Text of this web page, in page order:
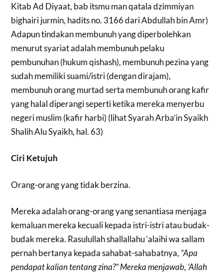
Kitab Ad Diyaat, bab itsmu man qatala dzimmiyan
bighairi jurmin, hadits no. 3166 dari Abdullah bin Amr)
Adapun tindakan membunuh yang diperbolehkan
menurut syariat adalah membunuh pelaku
pembunuhan (hukum qishash), membunuh pezina yang
sudah memiliki suami/istri (dengan dirajam),
membunuh orang murtad serta membunuh orang kafir
yang halal diperangi seperti ketika mereka menyerbu
negeri muslim (kafir harbi) (lihat Syarah Arba’in Syaikh
Shalih Alu Syaikh, hal. 63)
Ciri Ketujuh
Orang-orang yang tidak berzina.
Mereka adalah orang-orang yang senantiasa menjaga
kemaluan mereka kecuali kepada istri-istri atau budak-
budak mereka. Rasulullah shallallahu ‘alaihi wa sallam
pernah bertanya kepada sahabat-sahabatnya, “Apa
pendapat kalian tentang zina?” Mereka menjawab, ‘Allah